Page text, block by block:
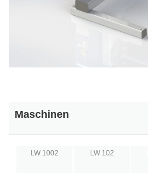
Maschinen
LW 1002 LW 102